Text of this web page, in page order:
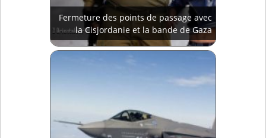
Fermeture des points de passage avec
la Cisjordanie et la bande de Gaza